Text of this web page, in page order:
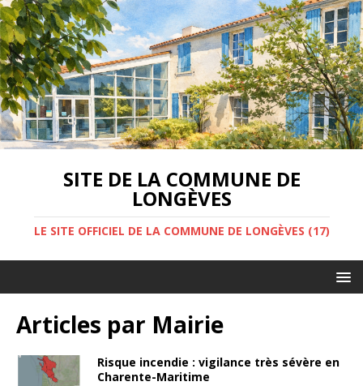
SITE DE LA COMMUNE DE
LONGÈVES
LE SITE OFFICIEL DE LA COMMUNE DE LONGÈVES (17)
Articles par Mairie
Risque incendie : vigilance très sévère en
Charente-Maritime